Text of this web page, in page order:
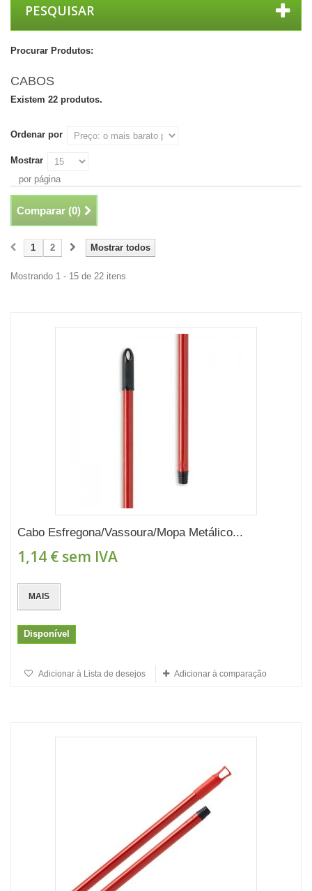
PESQUISAR
Procurar Produtos:
CABOS
Existem 22 produtos.
Ordenar por
Mostrar
por página
Comparar (0)
Mostrar todos
1 2
Mostrando 1 - 15 de 22 itens
Cabo Esfregona/Vassoura/Mopa Metálico...
1,14 € sem IVA
MAIS
Disponível
Adicionar à Lista de desejos Adicionar à comparação